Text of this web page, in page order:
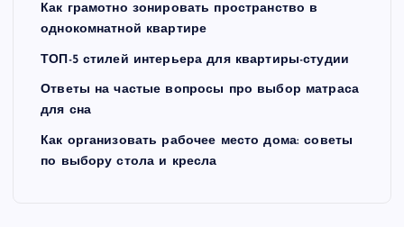
Как грамотно зонировать пространство в
однокомнатной квартире
ТОП-5 стилей интерьера для квартиры-студии
Ответы на частые вопросы про выбор матраса
для сна
Как организовать рабочее место дома: советы
по выбору стола и кресла